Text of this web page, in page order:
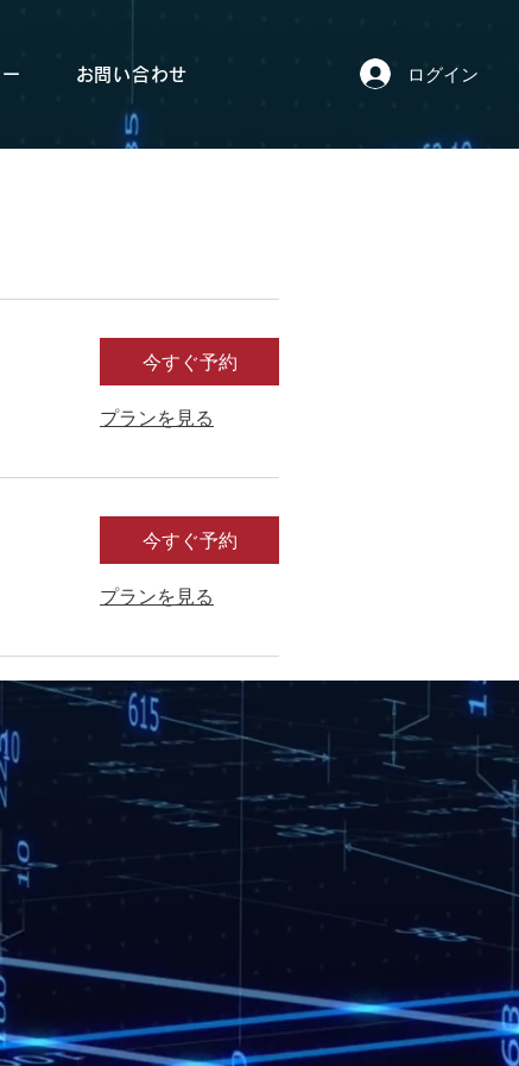
ログイン
お問い合わせ
今すぐ予約
プランを見る
今すぐ予約
プランを見る